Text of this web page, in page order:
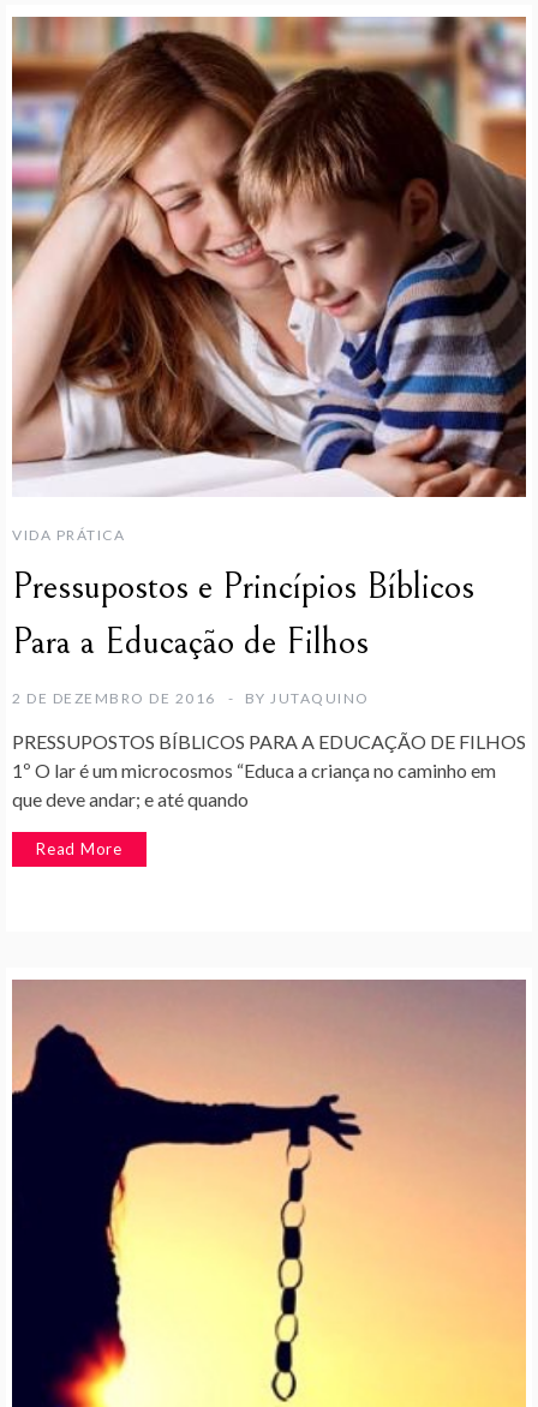
VIDA PRÁTICA
Pressupostos e Princípios Bíblicos
Para a Educação de Filhos
2 DE DEZEMBRO DE 2016 BY JUTAQUINO
PRESSUPOSTOS BÍBLICOS PARA A EDUCAÇÃO DE FILHOS
1º O lar é um microcosmos “Educa a criança no caminho em
que deve andar; e até quando
Read More